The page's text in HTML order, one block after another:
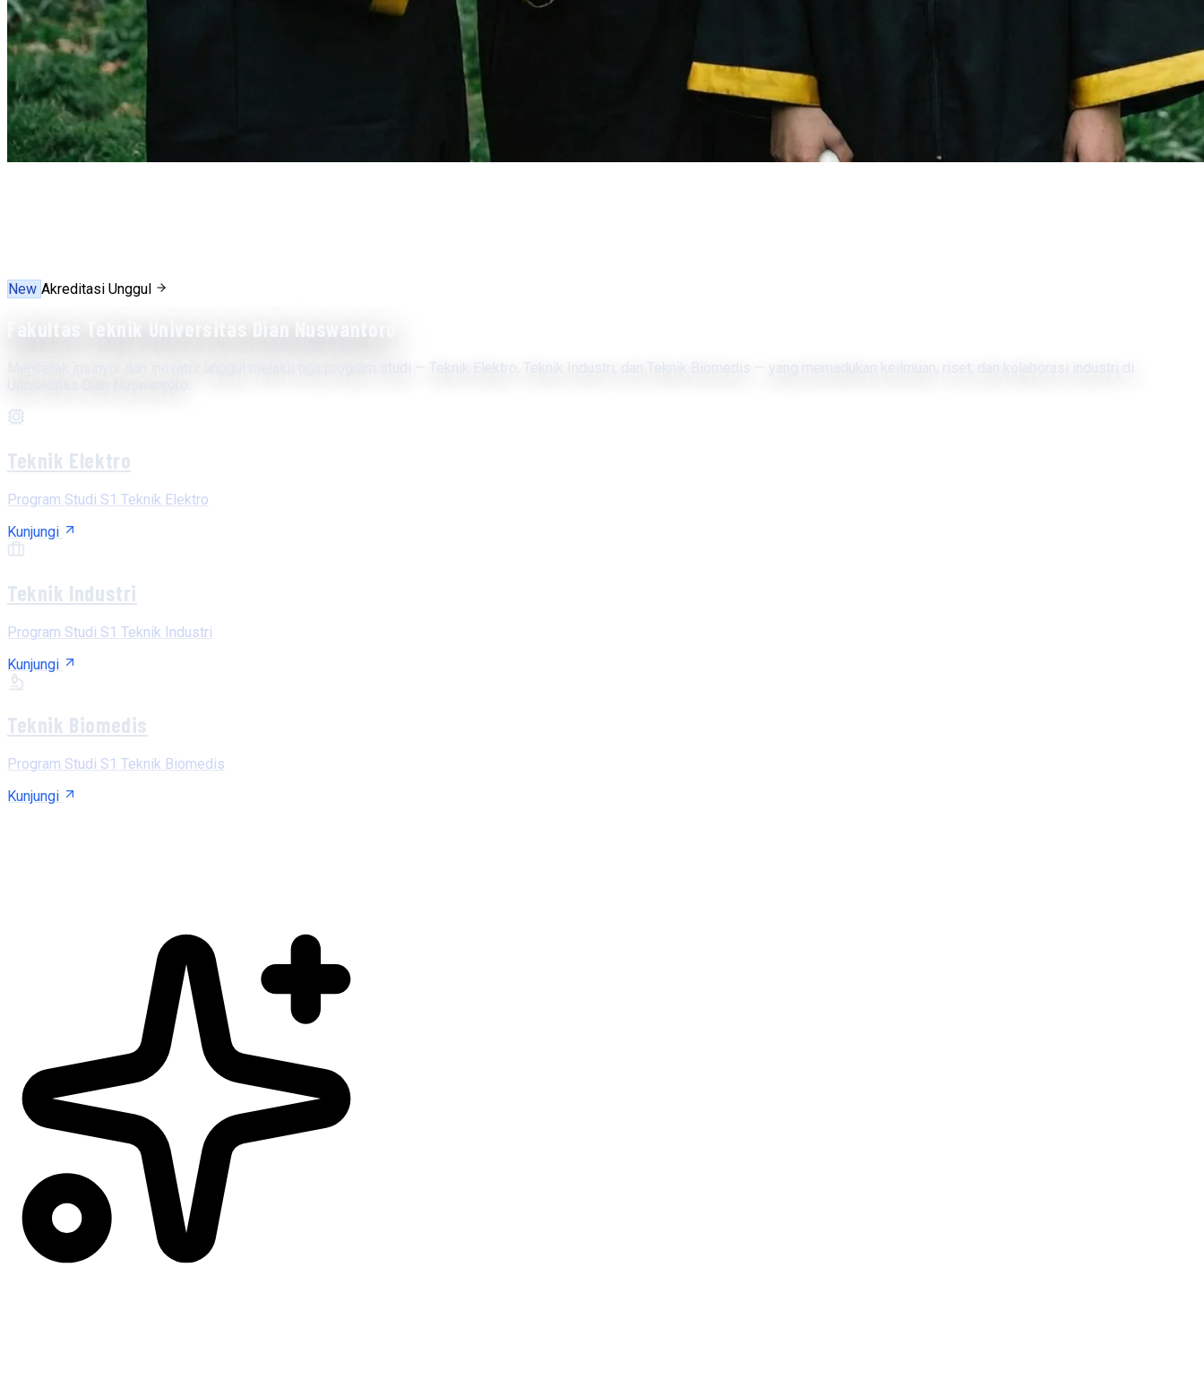
New Akreditasi Unggul
Mencetak insinyur dan inovator unggul melalui tiga program studi — Teknik Elektro, Teknik Industri, dan Teknik Biomedis — yang memadukan keilmuan, riset, dan kolaborasi industri di
Teknik Elektro
Program Studi S1 Teknik Elektro
Kunjungi
Teknik Industri
Program Studi S1 Teknik Industri
Kunjungi
Teknik Biomedis
Program Studi S1 Teknik Biomedis
Kunjungi